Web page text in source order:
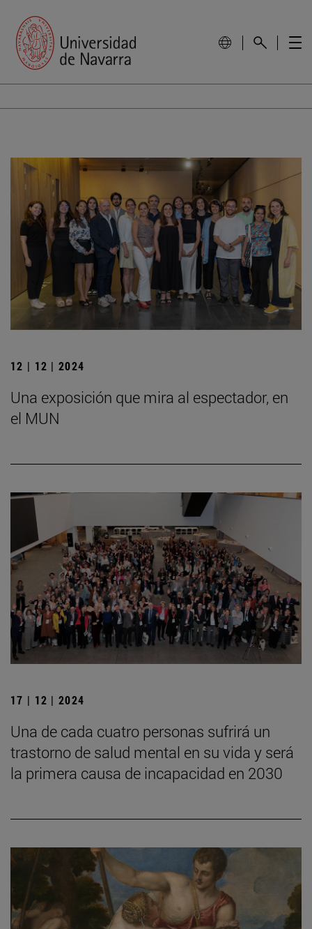
12 | 12 | 2024
Una exposición que mira al espectador, en
el MUN
17 | 12 | 2024
Una de cada cuatro personas sufrirá un
trastorno de salud mental en su vida y será
la primera causa de incapacidad en 2030